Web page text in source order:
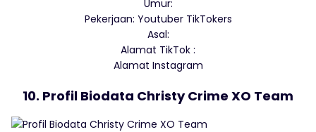
Umur:
Pekerjaan: Youtuber TikTokers
Asal:
Alamat TikTok :
Alamat Instagram
10. Profil Biodata Christy Crime XO Team